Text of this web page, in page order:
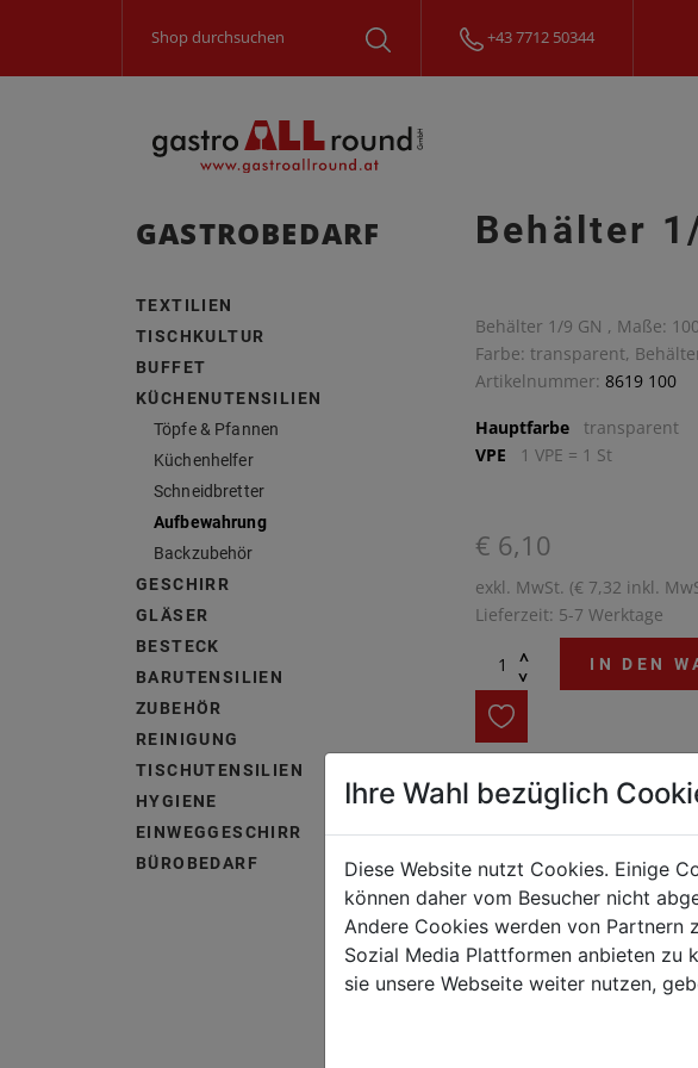
+43 7712 50344
GASTROBEDARF
TEXTILIEN
TISCHKULTUR
BUFFET
KÜCHENUTENSILIEN
Töpfe & Pfannen
Küchenhelfer
Schneidbretter
Aufbewahrung
Backzubehör
GESCHIRR
GLÄSER
BESTECK
BARUTENSILIEN
ZUBEHÖR
REINIGUNG
TISCHUTENSILIEN
HYGIENE
EINWEGGESCHIRR
BÜROBEDARF
Behälter
Behälter 1/9 GN , Maße:
Farbe: transparent,
Artikelnummer: 8619 100
Hauptfarbe
transparent
VPE
1 VPE = 1 St
€ 6,10
exkl. MwSt. (€ 7,32 inkl.
Lieferzeit: 5-7 Werktage
^
^
IN DEN
Temperaturbeständig von -
mit HACCP Clips farbig
hermetisch schließendem
Ihre Wahl bezüglich
Diese Website nutzt Cookies. Einige
können daher vom Besucher nicht
Andere Cookies werden von Partnern
Sozial Media Plattformen anbieten zu
sie unsere Webseite weiter nutzen,